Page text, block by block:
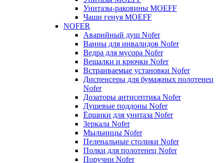
Унитазы-раковины MOEFF
Чаши генуя MOEFF
NOFER
Аварийный душ Nofer
Ванны для инвалидов Nofer
Ведра для мусора Nofer
Вешалки и крючки Nofer
Встраиваемые установки Nofer
Диспенсеры для бумажных полотенец
Nofer
Дозаторы антисептика Nofer
Душевые поддоны Nofer
Ёршики для унитаза Nofer
Зеркала Nofer
Мыльницы Nofer
Пеленальные столики Nofer
Полки для полотенец Nofer
Поручни Nofer